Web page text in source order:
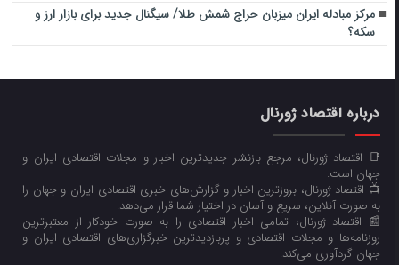
مرکز مبادله ایران میزبان حراج شمش طلا/ سیگنال جدید برای بازار ارز و
سکه؟
درباره اقتصاد ژورنال
📑 اقتصاد ژورنال، مرجع بازنشر جدیدترین اخبار و مجلات اقتصادی ایران و
جهان است.
📺 اقتصاد ژورنال، بروزترین اخبار و گزارش‌های خبری اقتصادی ایران و جهان را
به صورت آنلاین، سریع و آسان در اختیار شما قرار می‌‌دهد.
📰 اقتصاد ژورنال، تمامی اخبار اقتصادی را به صورت خودکار از معتبرترین
روزنامه‌ها و مجلات اقتصادی و پربازدیدترین خبرگزاری‌های اقتصادی ایران و
جهان گردآوری می‌کند.